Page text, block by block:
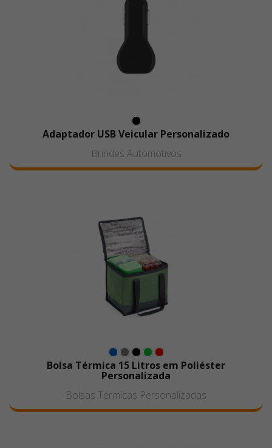
Adaptador USB Veicular Personalizado
Brindes Automotivos
Bolsa Térmica 15 Litros em Poliéster
Personalizada
Bolsas Térmicas Personalizadas